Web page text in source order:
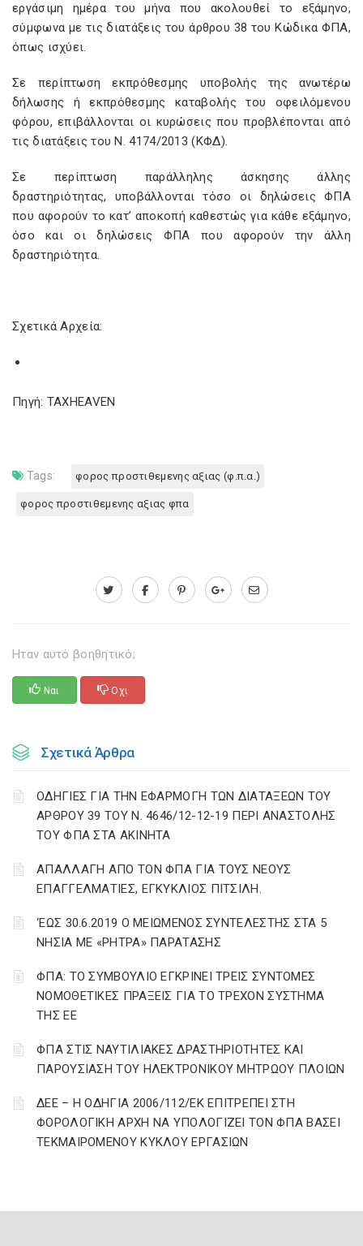
εργάσιμη ημέρα του μήνα που ακολουθεί το εξάμηνο,
σύμφωνα με τις διατάξεις του άρθρου 38 του Κώδικα ΦΠΑ,
όπως ισχύει.
Σε περίπτωση εκπρόθεσμης υποβολής της ανωτέρω
δήλωσης ή εκπρόθεσμης καταβολής του οφειλόμενου
φόρου, επιβάλλονται οι κυρώσεις που προβλέπονται από
τις διατάξεις του Ν. 4174/2013 (ΚΦΔ).
Σε περίπτωση παράλληλης άσκησης άλλης
δραστηριότητας, υποβάλλονται τόσο οι δηλώσεις ΦΠΑ
που αφορούν το κατ’ αποκοπή καθεστώς για κάθε εξάμηνο,
όσο και οι δηλώσεις ΦΠΑ που αφορούν την άλλη
δραστηριότητα.
Σχετικά Αρχεία:
Πηγή: TAXHEAVEN
Tags: φορος προστιθεμενης αξιας (φ.π.α.)
φορος προστιθεμενης αξιας φπα
Ηταν αυτό βοηθητικό;
Ναι Οχι
Σχετικά Άρθρα
ΟΔΗΓΙΕΣ ΓΙΑ ΤΗΝ ΕΦΑΡΜΟΓΗ ΤΩΝ ΔΙΑΤΑΞΕΩΝ ΤΟΥ
ΑΡΘΡΟΥ 39 ΤΟΥ Ν. 4646/12-12-19 ΠΕΡΙ ΑΝΑΣΤΟΛΗΣ
ΤΟΥ ΦΠΑ ΣΤΑ ΑΚΙΝΗΤΑ
ΑΠΑΛΛΑΓΗ ΑΠΟ ΤΟΝ ΦΠΑ ΓΙΑ ΤΟΥΣ ΝΕΟΥΣ
ΕΠΑΓΓΕΛΜΑΤΙΕΣ, ΕΓΚΥΚΛΙΟΣ ΠΙΤΣΙΛΗ.
‘ΕΩΣ 30.6.2019 Ο ΜΕΙΩΜΕΝΟΣ ΣΥΝΤΕΛΕΣΤΗΣ ΣΤΑ 5
ΝΗΣΙΑ ΜΕ «ΡΗΤΡΑ» ΠΑΡΑΤΑΣΗΣ
ΦΠΑ: ΤΟ ΣΥΜΒΟΥΛΙΟ ΕΓΚΡΙΝΕΙ ΤΡΕΙΣ ΣΥΝΤΟΜΕΣ
ΝΟΜΟΘΕΤΙΚΕΣ ΠΡΑΞΕΙΣ ΓΙΑ ΤΟ ΤΡΕΧΟΝ ΣΥΣΤΗΜΑ
ΤΗΣ ΕΕ
ΦΠΑ ΣΤΙΣ ΝΑΥΤΙΛΙΑΚΕΣ ΔΡΑΣΤΗΡΙΟΤΗΤΕΣ ΚΑΙ
ΠΑΡΟΥΣΙΑΣΗ ΤΟΥ ΗΛΕΚΤΡΟΝΙΚΟΥ ΜΗΤΡΩΟΥ ΠΛΟΙΩΝ
ΔΕΕ – Η ΟΔΗΓΙΑ 2006/112/ΕΚ ΕΠΙΤΡΕΠΕΙ ΣΤΗ
ΦΟΡΟΛΟΓΙΚΗ ΑΡΧΗ ΝΑ ΥΠΟΛΟΓΙΖΕΙ ΤΟΝ ΦΠΑ ΒΑΣΕΙ
ΤΕΚΜΑΙΡΟΜΕΝΟΥ ΚΥΚΛΟΥ ΕΡΓΑΣΙΩΝ